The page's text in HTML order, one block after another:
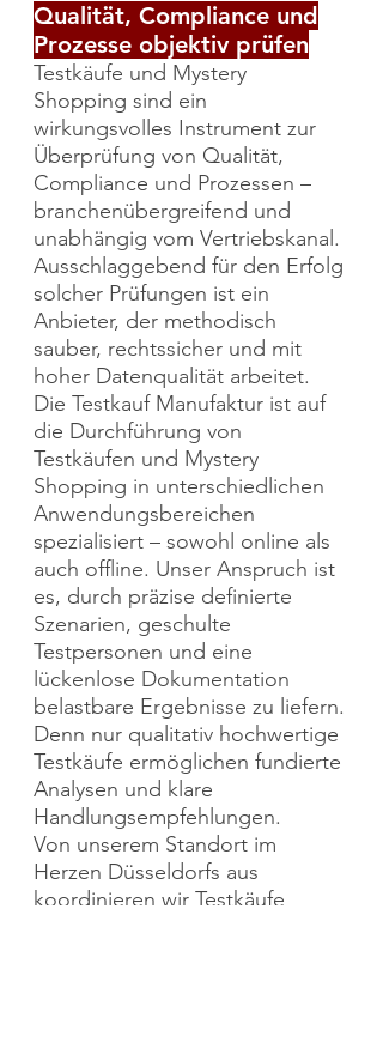
Qualität, Compliance und
Prozesse objektiv prüfen
Testkäufe und Mystery
Shopping sind ein
wirkungsvolles Instrument zur
Überprüfung von Qualität,
Compliance und Prozessen –
branchenübergreifend und
unabhängig vom Vertriebskanal.
Ausschlaggebend für den Erfolg
solcher Prüfungen ist ein
Anbieter, der methodisch
sauber, rechtssicher und mit
hoher Datenqualität arbeitet.
Die Testkauf Manufaktur ist auf
die Durchführung von
Testkäufen und Mystery
Shopping in unterschiedlichen
Anwendungsbereichen
spezialisiert – sowohl online als
auch offline. Unser Anspruch ist
es, durch präzise definierte
Szenarien, geschulte
Testpersonen und eine
lückenlose Dokumentation
belastbare Ergebnisse zu liefern.
Denn nur qualitativ hochwertige
Testkäufe ermöglichen fundierte
Analysen und klare
Handlungsempfehlungen.
Von unserem Standort im
Herzen Düsseldorfs aus
koordinieren wir Testkäufe